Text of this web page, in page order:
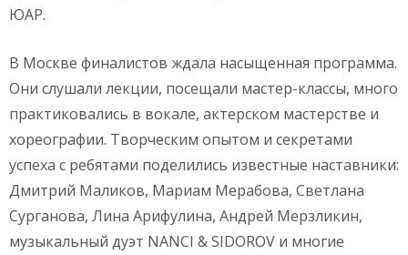
ЮАР.
В Москве финалистов ждала насыщенная программа.
Они слушали лекции, посещали мастер-классы, много
практиковались в вокале, актерском мастерстве и
хореографии. Творческим опытом и секретами
успеха с ребятами поделились известные наставники:
Дмитрий Маликов, Мариам Мерабова, Светлана
Сурганова, Лина Арифулина, Андрей Мерзликин,
музыкальный дуэт NANCI & SIDOROV и многие